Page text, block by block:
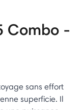
Combo -
sans effort
superficie. Il